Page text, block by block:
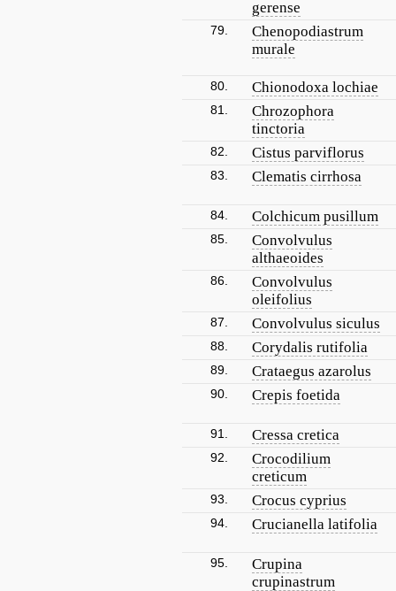
gerense
79.
Chenopodiastrum
murale
80. Chionodoxa lochiae
81.
Chrozophora
tinctoria
82. Cistus parviflorus
83. Clematis cirrhosa
84. Colchicum pusillum
85.
Convolvulus
althaeoides
86.
Convolvulus
oleifolius
87. Convolvulus siculus
88. Corydalis rutifolia
89. Crataegus azarolus
90. Crepis foetida
91. Cressa cretica
92.
Crocodilium
creticum
93. Crocus cyprius
94. Crucianella latifolia
95.
Crupina
crupinastrum